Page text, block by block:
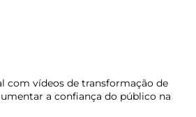
com vídeos de transformação de
a confiança do público na